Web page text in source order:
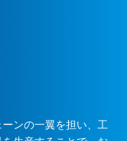
ンの一翼を担い、工